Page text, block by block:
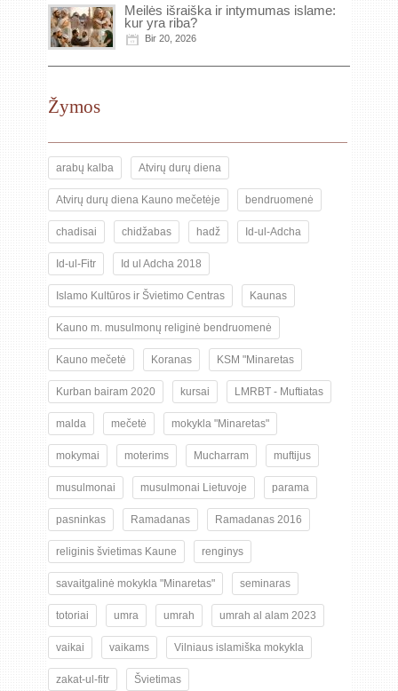
Meilės išraiška ir intymumas islame:
kur yra riba?
Bir 20, 2026
Žymos
arabų kalba Atvirų durų diena
Atvirų durų diena Kauno mečetėje bendruomenė
chadisai chidžabas hadž Id-ul-Adcha
Id-ul-Fitr Id ul Adcha 2018
Islamo Kultūros ir Švietimo Centras Kaunas
Kauno m. musulmonų religinė bendruomenė
Kauno mečetė Koranas KSM "Minaretas
Kurban bairam 2020 kursai LMRBT - Muftiatas
malda mečetė mokykla "Minaretas"
mokymai moterims Mucharram muftijus
musulmonai musulmonai Lietuvoje parama
pasninkas Ramadanas Ramadanas 2016
religinis švietimas Kaune renginys
savaitgalinė mokykla "Minaretas" seminaras
totoriai umra umrah umrah al alam 2023
vaikai vaikams Vilniaus islamiška mokykla
zakat-ul-fitr Švietimas